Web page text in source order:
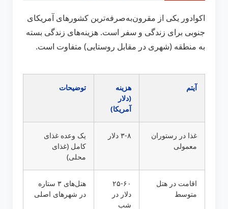
اکوادور یکی از مقرون‌به‌صرفه‌ترین کشورهای آمریکای
جنوبی برای زندگی و سفر است. هزینه‌های زندگی بسته
به منطقه (شهری در مقابل روستایی) متفاوت است.
آیتم
هزینه
(دلار
آمریکا)
توضیحات
غذا در رستوران
معمولی
۳-۸ دلار
یک وعده غذای
کامل (غذای
محلی)
اقامت در هتل
متوسط
۲۵-۶۰
دلار در
شب
هتل‌های ۳ ستاره
در شهرهای اصلی